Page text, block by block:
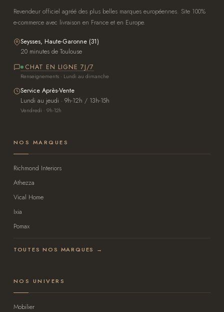
Revendeur officiel agréé des plus belles marques européennes. Site 100%
e-commerce avec livraison en France et en Europe.
Seysses, Haute-Garonne (31)
20 minutes de Toulouse
CHAT EN LIGNE 7J/7
Renseignements · Lundi au dimanche
Service Après-Vente
Lundi au jeudi · 9h-12h / 13h-15h
Vendredi · 9h-12h
NOS MARQUES
Richmond Interiors
Athezza
Vical Home
Ixia
Pomax
TOUTES NOS MARQUES →
NOS UNIVERS
Mobilier